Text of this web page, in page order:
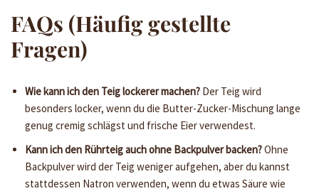
FAQs (Häufig gestellte
Fragen)
Wie kann ich den Teig lockerer machen? Der Teig wird
besonders locker, wenn du die Butter-Zucker-Mischung lange
genug cremig schlägst und frische Eier verwendest.
Kann ich den Rührteig auch ohne Backpulver backen?Ohne
Backpulver wird der Teig weniger aufgehen, aber du kannst
stattdessen Natron verwenden, wenn du etwas Säure wie